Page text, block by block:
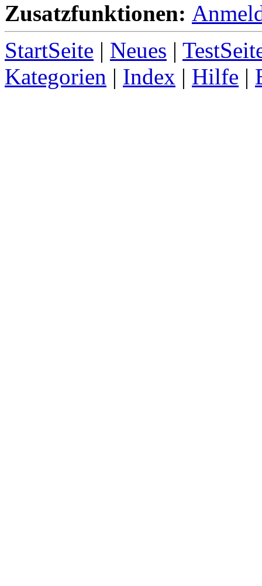
Zusatzfunktionen:
StartSeite | Neues |
Kategorien | Index | Hilfe |